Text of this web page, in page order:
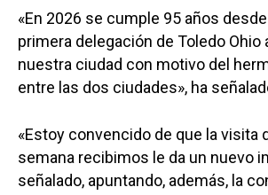
«En 2026 se cumple 95 años
primera delegación de Toledo Ohio
nuestra ciudad con motivo del
entre las dos ciudades», ha
«Estoy convencido de que la visita
semana recibimos le da un nuevo
señalado, apuntando, además, la